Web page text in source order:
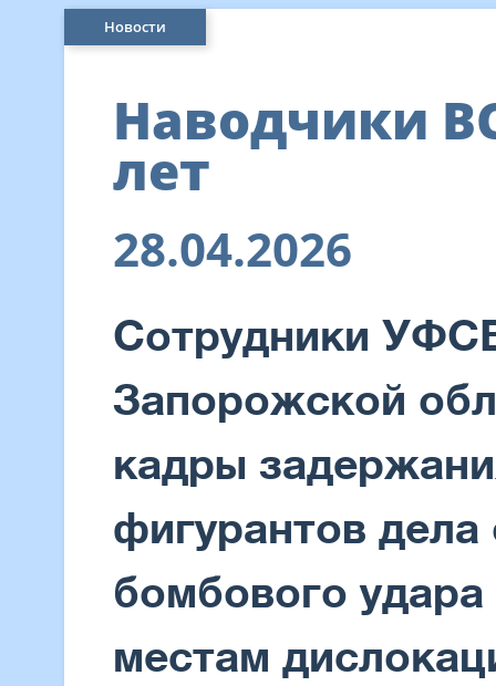
Новости
Наводчики
лет
28.04.2026
Сотрудники
Запорожской
кадры
фигурантов
бомбового
местам